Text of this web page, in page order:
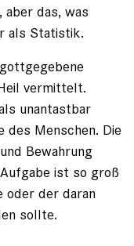
das, was
als Statistik.
vermittelt.
unantastbar
des Menschen. Die
Bewahrung
ist so groß
oder der daran
sollte.